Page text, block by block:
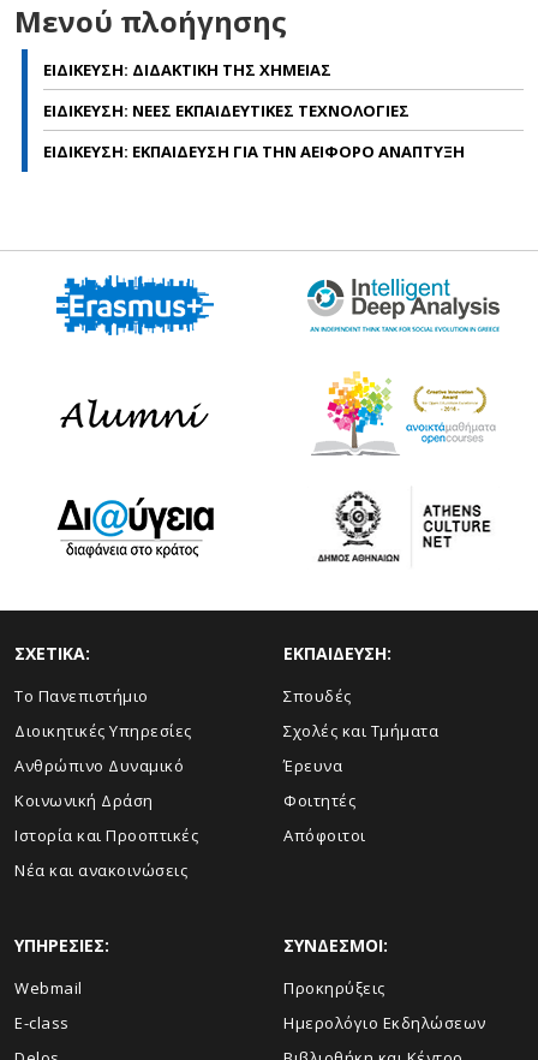
Μενού πλοήγησης
ΕΙΔΙΚΕΥΣΗ: ΔΙΔΑΚΤΙΚΗ ΤΗΣ ΧΗΜΕΙΑΣ
ΕΙΔΙΚΕΥΣΗ: ΝΕΕΣ ΕΚΠΑΙΔΕΥΤΙΚΕΣ ΤΕΧΝΟΛΟΓΙΕΣ
ΕΙΔΙΚΕΥΣΗ: ΕΚΠΑΙΔΕΥΣΗ ΓΙΑ ΤΗΝ ΑΕΙΦΟΡΟ ΑΝΑΠΤΥΞΗ
ΣΧΕΤΙΚΑ:
Το Πανεπιστήμιο
Διοικητικές Υπηρεσίες
Ανθρώπινο Δυναμικό
Κοινωνική Δράση
Ιστορία και Προοπτικές
Νέα και ανακοινώσεις
ΕΚΠΑΙΔΕΥΣΗ:
Σπουδές
Σχολές και Τμήματα
Έρευνα
Φοιτητές
Απόφοιτοι
ΥΠΗΡΕΣΙΕΣ:
Webmail
E-class
ΣΥΝΔΕΣΜΟΙ:
Προκηρύξεις
Ημερολόγιο Εκδηλώσεων